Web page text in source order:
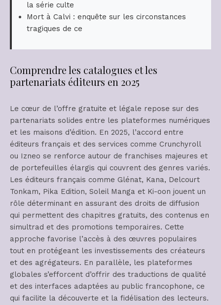
la série culte
Mort à Calvi : enquête sur les circonstances
tragiques de ce
Comprendre les catalogues et les
partenariats éditeurs en 2025
Le cœur de l’offre gratuite et légale repose sur des
partenariats solides entre les plateformes numériques
et les maisons d’édition. En 2025, l’accord entre
éditeurs français et des services comme Crunchyroll
ou Izneo se renforce autour de franchises majeures et
de portefeuilles élargis qui couvrent des genres variés.
Les éditeurs français comme Glénat, Kana, Delcourt
Tonkam, Pika Edition, Soleil Manga et Ki-oon jouent un
rôle déterminant en assurant des droits de diffusion
qui permettent des chapitres gratuits, des contenus en
simultrad et des promotions temporaires. Cette
approche favorise l’accès à des œuvres populaires
tout en protégeant les investissements des créateurs
et des agrégateurs. En parallèle, les plateformes
globales s’efforcent d’offrir des traductions de qualité
et des interfaces adaptées au public francophone, ce
qui facilite la découverte et la fidélisation des lecteurs.